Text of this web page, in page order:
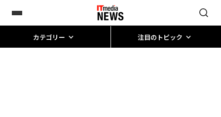
カテゴリー 注目のトピック